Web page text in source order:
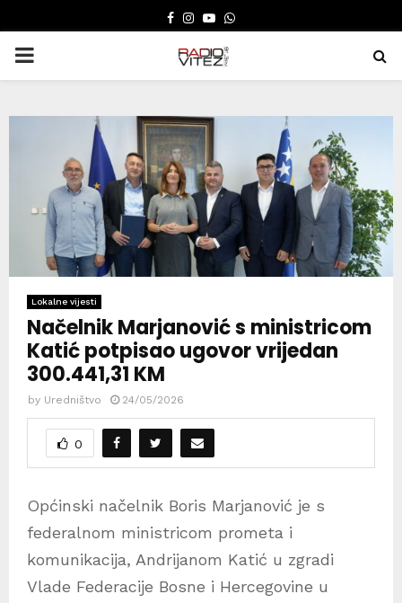
FACEBOOK
INSTAGRAM
YOUTUBE
WHATSAPP
PRIMARY
Lokalne vijesti
Načelnik Marjanović s ministricom
Katić potpisao ugovor vrijedan
300.441,31 KM
by Uredništvo 24/05/2026
0
Općinski načelnik Boris Marjanović je s
federalnom ministricom prometa i
komunikacija, Andrijanom Katić u zgradi
Vlade Federacije Bosne i Hercegovine u